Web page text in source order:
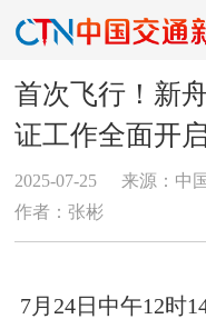
首次飞行！新
证工作全面开启
2025-07-25 来源：中
作者：张彬
7月24日中午12时